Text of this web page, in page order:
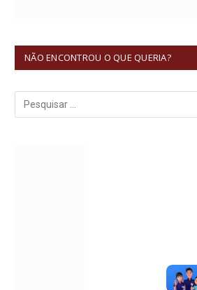
NÃO ENCONTROU O QUE QUERIA?